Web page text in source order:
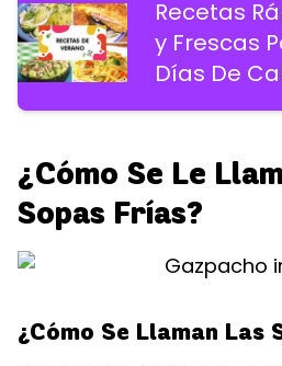
Recetas
y Frescas
Días De
¿Cómo Se Le
Sopas Frías?
¿Cómo Se Llaman Las